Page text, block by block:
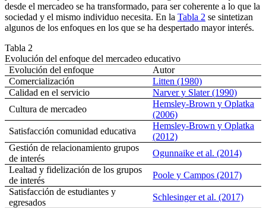
desde el mercadeo se ha transformado, para ser coherente a lo que la
sociedad y el mismo individuo necesita. En la Tabla 2 se sintetizan
algunos de los enfoques en los que se ha despertado mayor interés.
Tabla 2
Evolución del enfoque del mercadeo educativo
Evolución del enfoque
Autor
Comercialización
Litten (1980)
Calidad en el servicio
Narver y Slater (1990)
Cultura de mercadeo
Hemsley-Brown y Oplatka
(2006)
Satisfacción comunidad educativa
Hemsley-Brown y Oplatka
(2012)
Gestión de relacionamiento grupos
de interés
Ogunnaike et al. (2014)
Lealtad y fidelización de los grupos
de interés
Poole y Campos (2017)
Satisfacción de estudiantes y
egresados
Schlesinger et al. (2017)